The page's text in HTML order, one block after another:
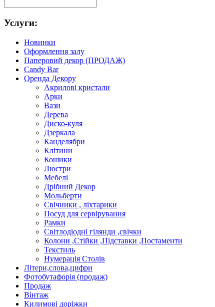
Услуги:
Новинки
Оформлення залу
Паперовий декор (ПРОДАЖ)
Candy Bar
Оренда Декору
Акриловi кристали
Арки
Вази
Дерева
Диско-куля
Дзеркала
Канделябри
Клiтини
Кошики
Люстри
Мебелi
Дрiбний Декор
Мольберти
Свiчники , лiхтарики
Посуд для сервiрування
Рамки
Свiтлодiоднi гiлянди ,свiчки
Колони ,Стiйки ,Пiдставки ,Постаменти
Текстиль
Нумерацiя Столiв
Лiтери,слова,цифри
Фотобутафорiя (продаж)
Продаж
Вiнтаж
Килимовi дорiжки